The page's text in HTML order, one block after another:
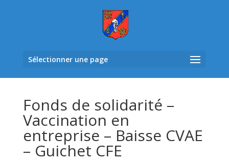
Sélectionner une page
Fonds de solidarité –
Vaccination en
entreprise – Baisse CVAE
– Guichet CFE